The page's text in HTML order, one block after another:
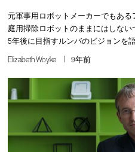
元軍事用ロボットメーカーでもあ
庭用掃除ロボットのままにはしな
5年後に目指すルンバのビジョンを語
Elizabeth Woyke 9年前